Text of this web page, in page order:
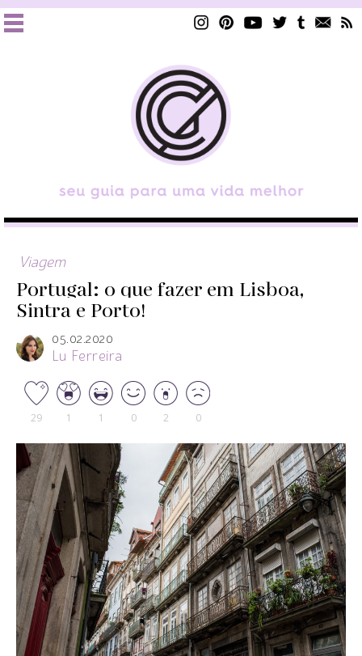
Viagem
Portugal: o que fazer em Lisboa,
Sintra e Porto!
05.02.2020
Lu Ferreira
29 1 1 0 2 0